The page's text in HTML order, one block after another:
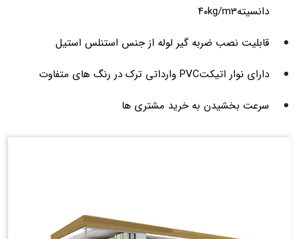
دانسیته۴۰kg/m3
قابلیت نصب ضربه گیر لوله از جنس استنلس استیل
دارای نوار اتیکتPVC وارداتی ترک در رنگ های متفاوت
سرعت بخشیدن به خرید مشتری ها